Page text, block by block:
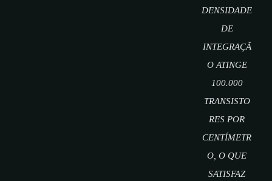
DENSIDADE
DE
INTEGRAÇÃ
O ATINGE
100.000
TRANSISTO
RES POR
CENTÍMETR
O, O QUE
SATISFAZ